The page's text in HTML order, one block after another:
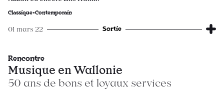
Classique•Contemporain
01 mars 22 Sortie
Rencontre
​​​​Musique en Wallonie
50 ans de bons et loyaux services